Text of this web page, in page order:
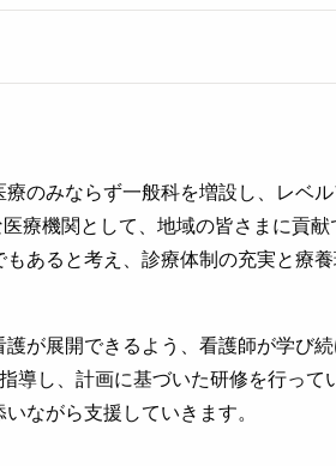
のみならず一般科を増設し、レベ
療機関として、地域の皆さまに貢
あると考え、診療体制の充実と療
が展開できるよう、看護師が学び
導し、計画に基づいた研修を行って
ながら支援していきます。